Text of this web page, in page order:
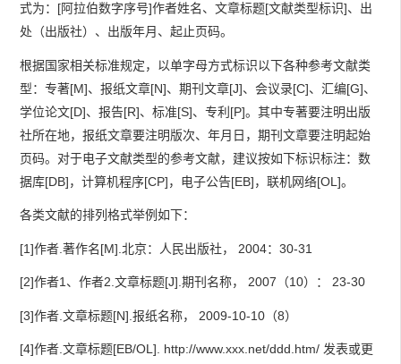
式为：[阿拉伯数字序号]作者姓名、文章标题[文献类型标识]、出
处（出版社）、出版年月、起止页码。
根据国家相关标准规定，以单字母方式标识以下各种参考文献类
型：专著[M]、报纸文章[N]、期刊文章[J]、会议录[C]、汇编[G]、
学位论文[D]、报告[R]、标准[S]、专利[P]。其中专著要注明出版
社所在地，报纸文章要注明版次、年月日，期刊文章要注明起始
页码。对于电子文献类型的参考文献，建议按如下标识标注：数
据库[DB]，计算机程序[CP]，电子公告[EB]，联机网络[OL]。
各类文献的排列格式举例如下：
[1]作者.著作名[M].北京：人民出版社， 2004：30-31
[2]作者1、作者2.文章标题[J].期刊名称， 2007（10）： 23-30
[3]作者.文章标题[N].报纸名称， 2009-10-10（8）
[4]作者.文章标题[EB/OL]. http://www.xxx.net/ddd.htm/ 发表或更